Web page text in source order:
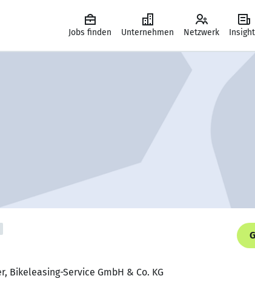
Jobs finden Unternehmen Netzwerk
Bikeleasing-Service GmbH & Co. KG